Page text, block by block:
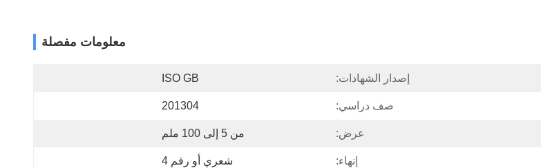
معلومات مفصلة
إصدار الشهادات: ISO GB
صف دراسي: 201304
عرض: من 5 إلى 100 ملم
إنهاء: شعري أو رقم 4